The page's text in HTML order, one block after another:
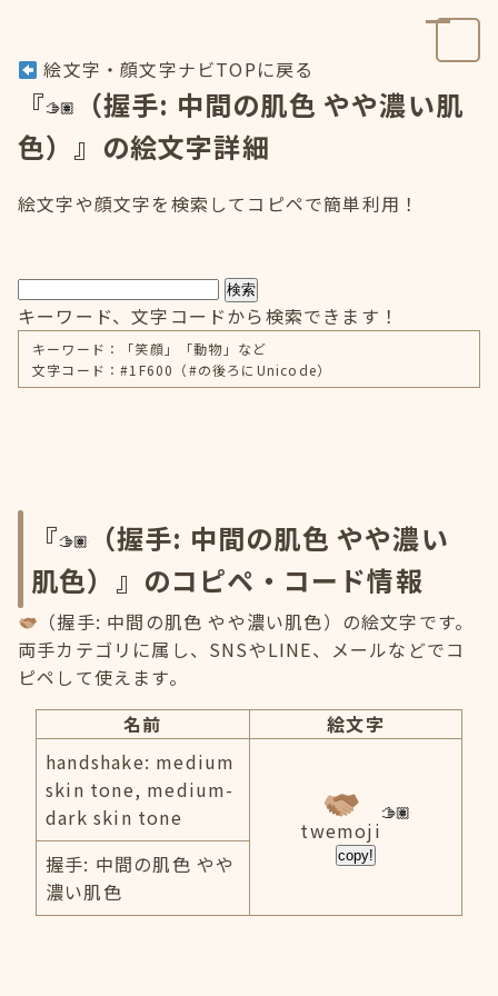
絵文字・顔文字ナビTOPに戻る
『
（握手: 中間の肌色 やや濃い肌
色）』の絵文字詳細
絵文字や顔文字を検索してコピペで簡単利用！
検索
キーワード、文字コードから検索できます！
キーワード：「笑顔」「動物」など
文字コード：#1F600（#の後ろにUnicode）
『
（握手: 中間の肌色 やや濃い
肌色）』のコピペ・コード情報
（握手: 中間の肌色 やや濃い肌色）の絵文字です。
両手カテゴリに属し、SNSやLINE、メールなどでコ
ピペして使えます。
名前
絵文字
handshake: medium
skin tone, medium-
dark skin tone
twemoji
copy!
握手: 中間の肌色 やや
濃い肌色